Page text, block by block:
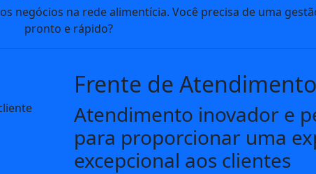
negócios na rede alimentícia. Você precisa de uma
pronto e rápido?
Frente de Atendimento
Atendimento inovador e
para proporcionar uma
excepcional aos clientes